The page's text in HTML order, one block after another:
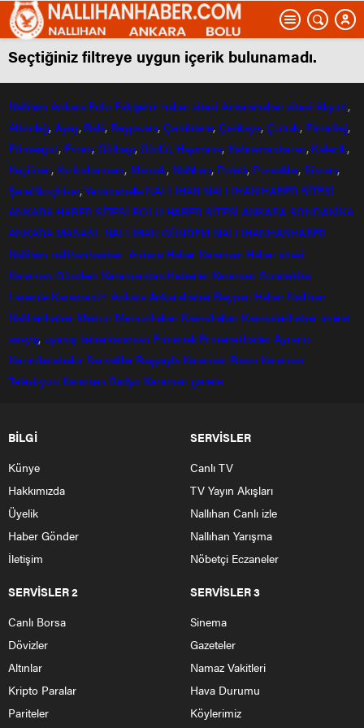
Seçtiğiniz filtreye uygun içerik bulunamadı.
Nallıhan Ankara Bolu Eskişehir haber sitesi Ankarahabersitesi Akyurt,
Altındağ,Ayaş, Balâ, Beypazarı, Çamlıdere, Çankaya, Çubuk, Elmadağ,
Etimesgut, Evren,Gölbaşı,Güdül, Haymana, Kahramankazan, Kalecik,
Keçiören, Kızılcahamam, Mamak, Nallıhan, Polatlı, Pursaklar,Sincan,
Şereflikoçhisar,Yenimahalle NALLIHAN NALLIHAN HABER SİTESİ
ANKARA HABER SİTESİ BOLU HABER SİTESİ ANKARA SONDAKİKA
ANKARA MASASI NALLIHAN GÜNDEM NALLIHANHASHABER
Nallihan nallihanhasber Ankara Haber Karaman Haber sitesi
Karaman Gündem Karamandan Haberler Karaman Sondakika
Larende Karaman24 Ankara Ankarahaber Beyparı Haber Nallıhan
Nalıhanhaber Memur Memurhaber Kamuhaber Kamudanhaber imaret
asayiş, uyanış haberkaraman Ermenek Ermenekhaber Ayrancı
Kazımkarabekir Sarıveliler Başyayla Karaman Basın Karaman
Televizyon Karaman Radyo Karaman gazete
BİLGİ
Künye
Hakkımızda
Üyelik
Haber Gönder
İletişim
SERVİSLER
Canlı TV
TV Yayın Akışları
Nallıhan Canlı izle
Nallıhan Yarışma
Nöbetçi Eczaneler
SERVİSLER 2
Canlı Borsa
Dövizler
Altınlar
Kripto Paralar
Pariteler
SERVİSLER 3
Sinema
Gazeteler
Namaz Vakitleri
Hava Durumu
Köylerimiz